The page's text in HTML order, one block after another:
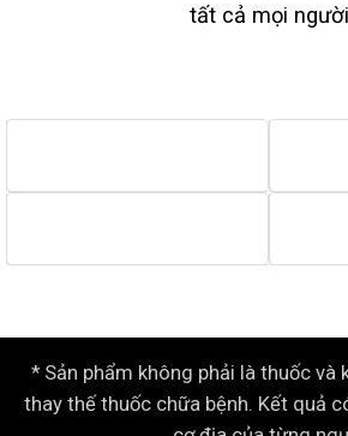
tất cả mọi người
* Sản phẩm không phải là thuốc và
thay thế thuốc chữa bệnh. Kết quả